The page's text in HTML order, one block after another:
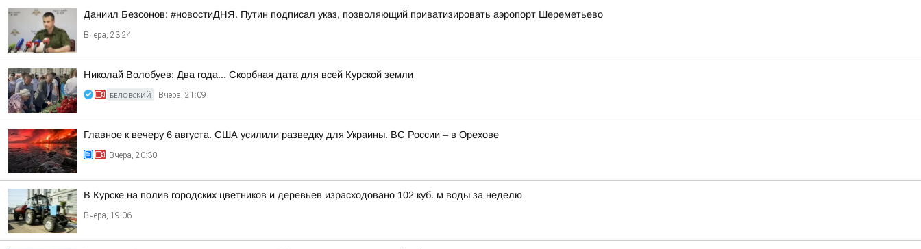
Даниил Безсонов: #новостиДНЯ. Путин подписал указ, позволяющий приватизировать аэропорт Шереметьево
Вчера, 23:24
Николай Волобуев: Два года... Скорбная дата для всей Курской земли
БЕЛОВСКИЙ Вчера, 21:09
Главное к вечеру 6 августа. США усилили разведку для Украины. ВС России – в Орехове
Вчера, 20:30
В Курске на полив городских цветников и деревьев израсходовано 102 куб. м воды за неделю
Вчера, 19:06